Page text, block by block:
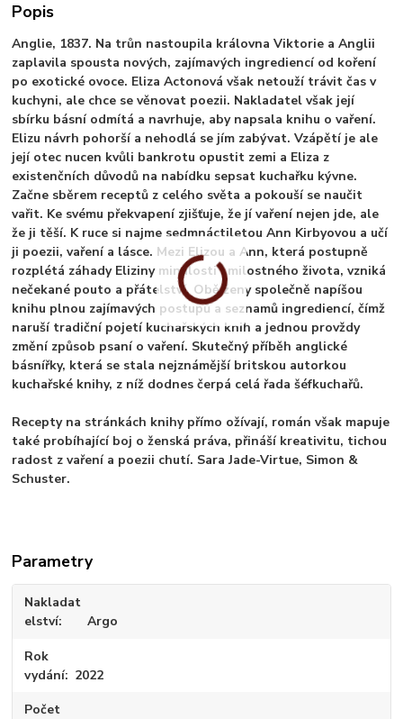
Popis
Anglie, 1837. Na trůn nastoupila královna Viktorie a Anglii
zaplavila spousta nových, zajímavých ingrediencí od koření
po exotické ovoce. Eliza Actonová však netouží trávit čas v
kuchyni, ale chce se věnovat poezii. Nakladatel však její
sbírku básní odmítá a navrhuje, aby napsala knihu o vaření.
Elizu návrh pohorší a nehodlá se jím zabývat. Vzápětí je ale
její otec nucen kvůli bankrotu opustit zemi a Eliza z
existenčních důvodů na nabídku sepsat kuchařku kývne.
Začne sběrem receptů z celého světa a pokouší se naučit
vařit. Ke svému překvapení zjišťuje, že jí vaření nejen jde, ale
že ji těší. K ruce si najme sedmnáctiletou Ann Kirbyovou a učí
ji poezii, vaření a lásce. Mezi Elizou a Ann, která postupně
rozplétá záhady Eliziny minulosti i milostného života, vzniká
nečekané pouto a přátelství. Obě ženy společně napíšou
knihu plnou zajímavých postupů a seznamů ingrediencí, čímž
naruší tradiční pojetí kuchařských knih a jednou provždy
změní způsob psaní o vaření. Skutečný příběh anglické
básnířky, která se stala nejznámější britskou autorkou
kuchařské knihy, z níž dodnes čerpá celá řada šéfkuchařů.
Recepty na stránkách knihy přímo ožívají, román však mapuje
také probíhající boj o ženská práva, přináší kreativitu, tichou
radost z vaření a poezii chutí. Sara Jade-Virtue, Simon &
Schuster.
Parametry
Nakladat
elství
Argo
Rok
vydání
2022
Počet